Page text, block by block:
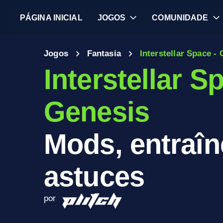
PÁGINA INICIAL JOGOS COMUNIDADE
Jogos Fantasia Interstellar Space -
Interstellar
Genesis
Mods,
astuces
por